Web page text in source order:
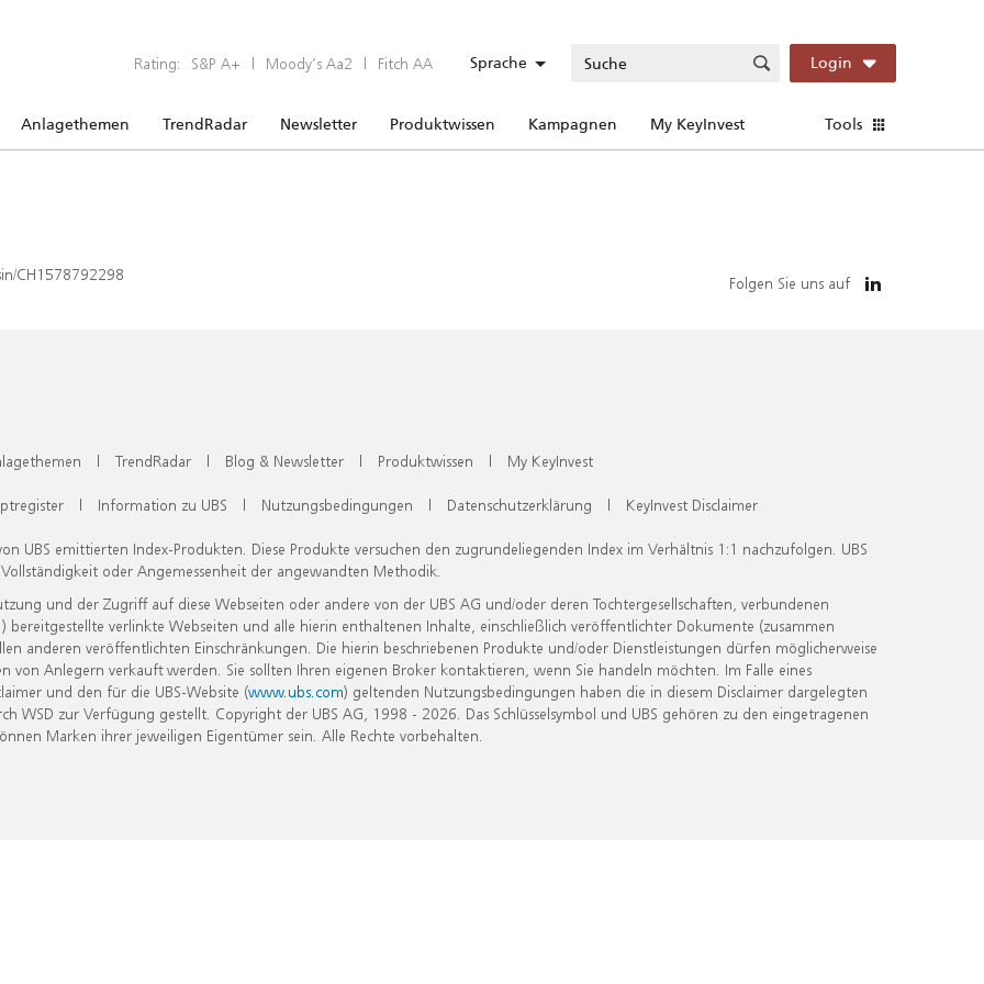
Rating: S&P A+ | Moody’s Aa2 | Fitch AA Sprache Login
Anlagethemen TrendRadar Newsletter Produktwissen Kampagnen My KeyInvest Tools
CH1578792298 Folgen Sie uns auf
| TrendRadar | Blog & Newsletter | Produktwissen | My KeyInvest
| Information zu UBS | Nutzungsbedingungen | Datenschutzerklärung | KeyInvest Disclaimer
UBS emittierten Index-Produkten. Diese Produkte versuchen den zugrundeliegenden Index im Verhältnis 1:1 nachzufolgen. UBS
oder Angemessenheit der angewandten Methodik.
und der Zugriff auf diese Webseiten oder andere von der UBS AG und/oder deren Tochtergesellschaften, verbundenen
verlinkte Webseiten und alle hierin enthaltenen Inhalte, einschließlich veröffentlichter Dokumente (zusammen
anderen veröffentlichten Einschränkungen. Die hierin beschriebenen Produkte und/oder Dienstleistungen dürfen möglicherweise
Anlegern verkauft werden. Sie sollten Ihren eigenen Broker kontaktieren, wenn Sie handeln möchten. Im Falle eines
und den für die UBS-Website (www.ubs.com) geltenden Nutzungsbedingungen haben die in diesem Disclaimer dargelegten
zur Verfügung gestellt. Copyright der UBS AG, 1998 - 2026. Das Schlüsselsymbol und UBS gehören zu den eingetragenen
Marken ihrer jeweiligen Eigentümer sein. Alle Rechte vorbehalten.